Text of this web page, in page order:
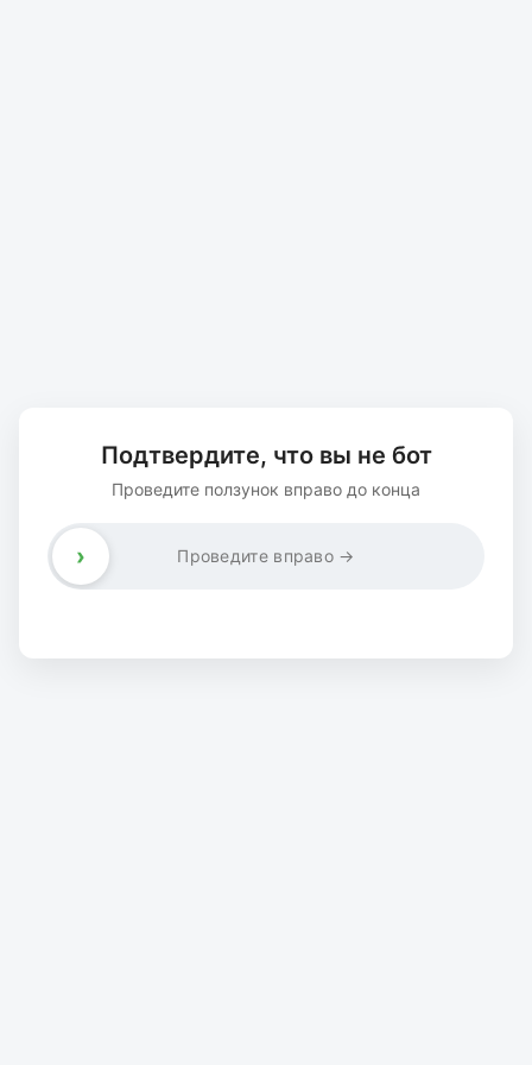
Подтвердите, что вы не бот
Проведите ползунок вправо до конца
Проведите вправо →
›